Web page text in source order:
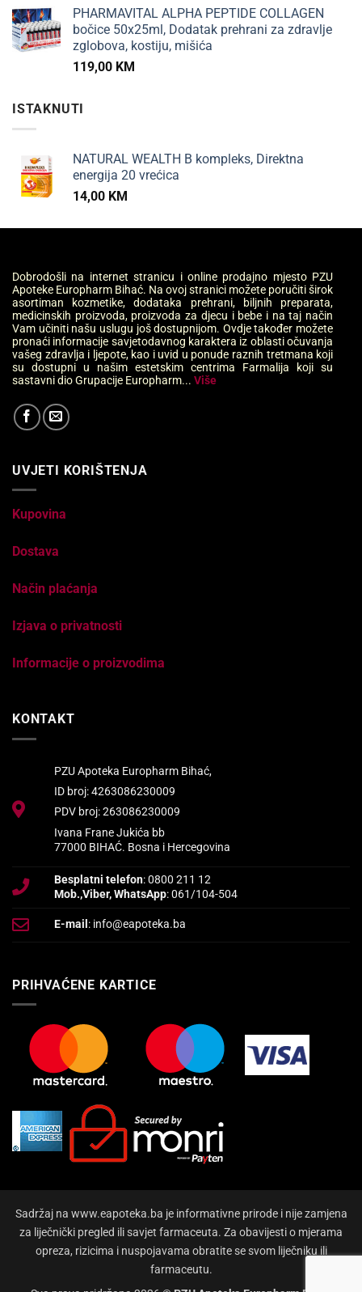
PHARMAVITAL ALPHA PEPTIDE COLLAGEN
bočice 50x25ml, Dodatak prehrani za zdravlje
zglobova, kostiju, mišića
119,00 KM
ISTAKNUTI
NATURAL WEALTH B kompleks, Direktna
energija 20 vrećica
14,00 KM
Dobrodošli na internet stranicu i online prodajno mjesto PZU
Apoteke Europharm Bihać. Na ovoj stranici možete poručiti širok
asortiman kozmetike, dodataka prehrani, biljnih preparata,
medicinskih proizvoda, proizvoda za djecu i bebe i na taj način
Vam učiniti našu uslugu još dostupnijom. Ovdje također možete
pronaći informacije savjetodavnog karaktera iz oblasti očuvanja
vašeg zdravlja i ljepote, kao i uvid u ponude raznih tretmana koji
su dostupni u našim estetskim centrima Farmalija koji su
sastavni dio Grupacije Europharm... Više
UVJETI KORIŠTENJA
Kupovina
Dostava
Način plaćanja
Izjava o privatnosti
Informacije o proizvodima
KONTAKT
PZU Apoteka Europharm Bihać,
ID broj: 4263086230009
PDV broj: 263086230009
Ivana Frane Jukića bb
77000 BIHAĆ. Bosna i Hercegovina
Besplatni telefon: 0800 211 12
Mob.,Viber, WhatsApp: 061/104-504
E-mail : info@eapoteka.ba
PRIHVAĆENE KARTICE
Sadržaj na www.eapoteka.ba je informativne prirode i nije zamjena
za liječnički pregled ili savjet farmaceuta. Za obavijesti o mjerama
opreza, rizicima i nuspojavama obratite se svom liječniku ili
farmaceutu.